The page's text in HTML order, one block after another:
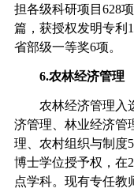
担各级科研项目 628
篇，获授权发明专利
省部级一等奖6项。
6.农林经济管理
农林经济管理入
济管理、林业经济管
理、农村组织与制度5
博士学位授予权，在
点学科。现有专任教